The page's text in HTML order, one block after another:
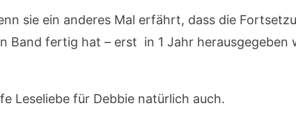
sie ein anderes Mal erfährt, dass die
Band fertig hat – erst in 1 Jahr
Leseliebe für Debbie natürlich auch.